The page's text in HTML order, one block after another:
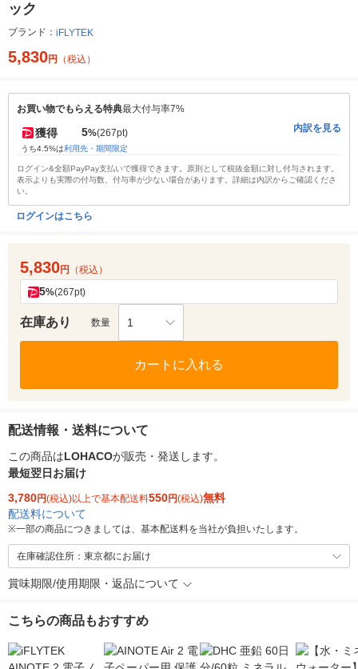
ック
ブランド： iFLYTEK
5,830円 （税込）
お買い物でもらえる特典最大付与率7%
獲得 5%(267pt)
うち4.5%は利用先・期間限定
内訳を見る
ログイン&全額PayPay支払いで獲得できます。原則として税抜金額に対し付与されます。
表示よりも実際の付与数、付与率が少ない場合があります。詳細は内訳からご確認くださ
い。
ログインはこちら
5,830円 （税込）
5%(267pt)
在庫あり 数量 1
カートに入れる
配送情報・送料について
この商品はLOHACOが販売・発送します。
最短翌日お届け
3,780円(税込)以上で基本配送料550円(税込)無料
配送料について
※一部の商品につきましては、基本配送料を当社が負担いたします。
在庫確認住所：東京都にお届け
賞味期限/使用期限・返品について
こちらの商品もおすすめ